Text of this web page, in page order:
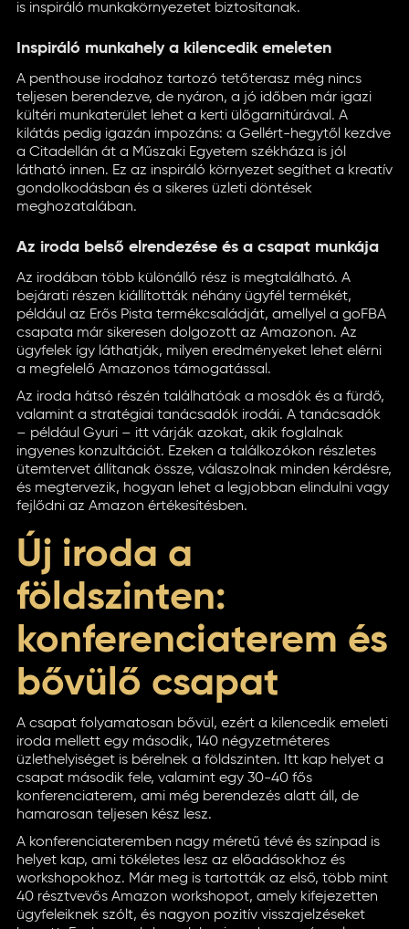
is inspiráló munkakörnyezetet biztosítanak.
Inspiráló munkahely a kilencedik emeleten
A penthouse irodahoz tartozó tetőterasz még nincs
teljesen berendezve, de nyáron, a jó időben már igazi
kültéri munkaterület lehet a kerti ülőgarnitúrával. A
kilátás pedig igazán impozáns: a Gellért-hegytől kezdve
a Citadellán át a Műszaki Egyetem székháza is jól
látható innen. Ez az inspiráló környezet segíthet a kreatív
gondolkodásban és a sikeres üzleti döntések
meghozatalában.
Az iroda belső elrendezése és a csapat munkája
Az irodában több különálló rész is megtalálható. A
bejárati részen kiállították néhány ügyfél termékét,
például az Erős Pista termékcsaládját, amellyel a goFBA
csapata már sikeresen dolgozott az Amazonon. Az
ügyfelek így láthatják, milyen eredményeket lehet elérni
a megfelelő Amazonos támogatással.
Az iroda hátsó részén találhatóak a mosdók és a fürdő,
valamint a stratégiai tanácsadók irodái. A tanácsadók
– például Gyuri – itt várják azokat, akik foglalnak
ingyenes konzultációt. Ezeken a találkozókon részletes
ütemtervet állítanak össze, válaszolnak minden kérdésre,
és megtervezik, hogyan lehet a legjobban elindulni vagy
fejlődni az Amazon értékesítésben.
Új iroda a
földszinten:
konferenciaterem és
bővülő csapat
A csapat folyamatosan bővül, ezért a kilencedik emeleti
iroda mellett egy második, 140 négyzetméteres
üzlethelyiséget is bérelnek a földszinten. Itt kap helyet a
csapat második fele, valamint egy 30-40 fős
konferenciaterem, ami még berendezés alatt áll, de
hamarosan teljesen kész lesz.
A konferenciateremben nagy méretű tévé és színpad is
helyet kap, ami tökéletes lesz az előadásokhoz és
workshopokhoz. Már meg is tartották az első, több mint
40 résztvevős Amazon workshopot, amely kifejezetten
ügyfeleiknek szólt, és nagyon pozitív visszajelzéseket